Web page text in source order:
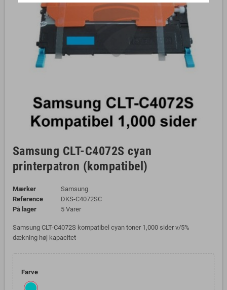
Samsung CLT-C4072S cyan
printerpatron (kompatibel)
Mærker
Samsung
Reference
DKS-C4072SC
På lager
5 Varer
Samsung CLT-C4072S kompatibel cyan toner 1,000 sider v/5%
dækning høj kapacitet
Farve